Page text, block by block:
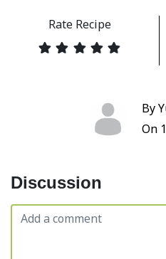
Rate Recipe
By
On
Discussion